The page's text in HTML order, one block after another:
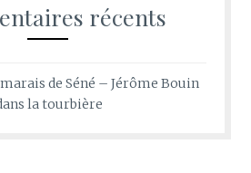
récents
de Séné – Jérôme Bouin
la tourbière